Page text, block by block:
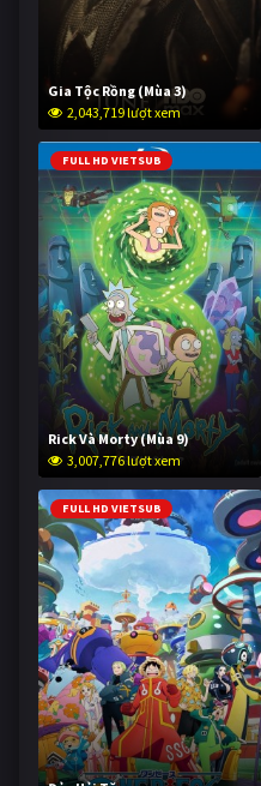
Gia Tộc Rồng (Mùa 3)
2,043,719 lượt xem
FULL HD VIETSUB
Rick Và Morty (Mùa 9)
3,007,776 lượt xem
FULL HD VIETSUB